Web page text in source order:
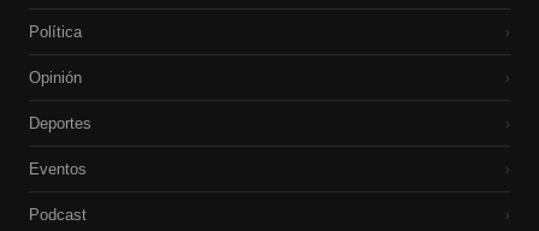
Política ›
Opinión ›
Deportes ›
Eventos ›
Podcast ›